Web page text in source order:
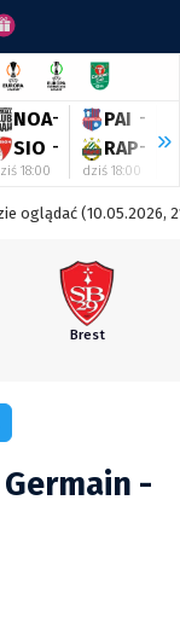
NOA-
SIO -
18:00
PAI -
RAP-
dziś 18:00
oglądać (10.05.2026,
Brest
-